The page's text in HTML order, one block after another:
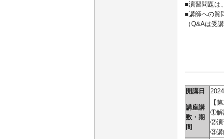
■演習問題は
■講師への質
（Q&Aは受
開講日
講座講
数・期
間
【
①解
②演
③講